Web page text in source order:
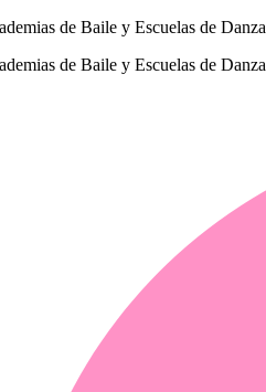
de Baile y Escuelas de Danza
de Baile y Escuelas de Danza